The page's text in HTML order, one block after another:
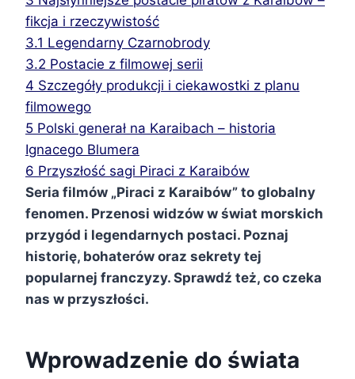
fikcja i rzeczywistość
3.1 Legendarny Czarnobrody
3.2 Postacie z filmowej serii
4 Szczegóły produkcji i ciekawostki z planu
filmowego
5 Polski generał na Karaibach – historia
Ignacego Blumera
6 Przyszłość sagi Piraci z Karaibów
Seria filmów „Piraci z Karaibów” to globalny
fenomen. Przenosi widzów w świat morskich
przygód i legendarnych postaci. Poznaj
historię, bohaterów oraz sekrety tej
popularnej franczyzy. Sprawdź też, co czeka
nas w przyszłości.
Wprowadzenie do świata